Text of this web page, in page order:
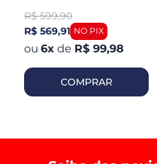
R$ 599,90
R$ 569,91
6x de R$ 99,98
COMPRAR